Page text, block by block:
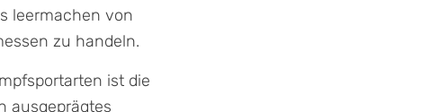
leermachen von
zu handeln.
ist die
ausgeprägtes